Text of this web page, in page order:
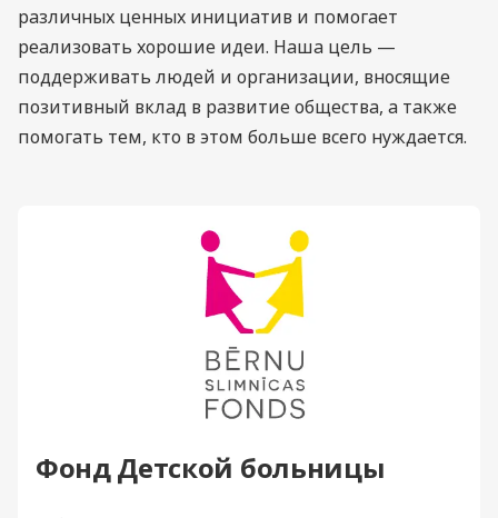
различных ценных инициатив и помогает
реализовать хорошие идеи. Наша цель —
поддерживать людей и организации, вносящие
позитивный вклад в развитие общества, а также
помогать тем, кто в этом больше всего нуждается.
Фонд Детской больницы